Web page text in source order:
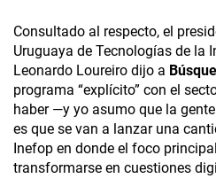
Consultado al respecto, el
Uruguaya de Tecnologías de la
Leonardo Loureiro dijo a
programa “explícito” con el
haber —y yo asumo que la
es que se van a lanzar una
Inefop en donde el foco
transformarse en cuestiones